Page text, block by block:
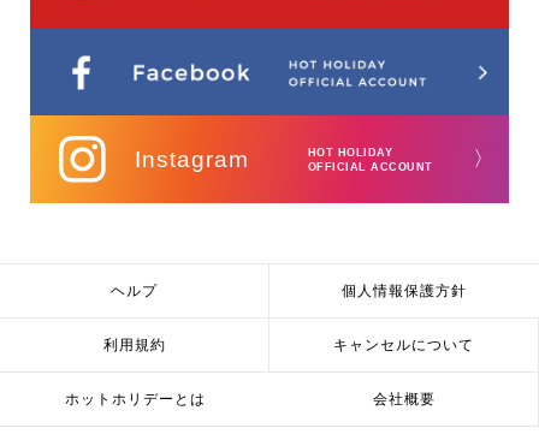
Instagram
HOT HOLIDAY
OFFICIAL ACCOUNT
〉
ヘルプ 個人情報保護方針
利用規約 キャンセルについて
ホットホリデーとは 会社概要